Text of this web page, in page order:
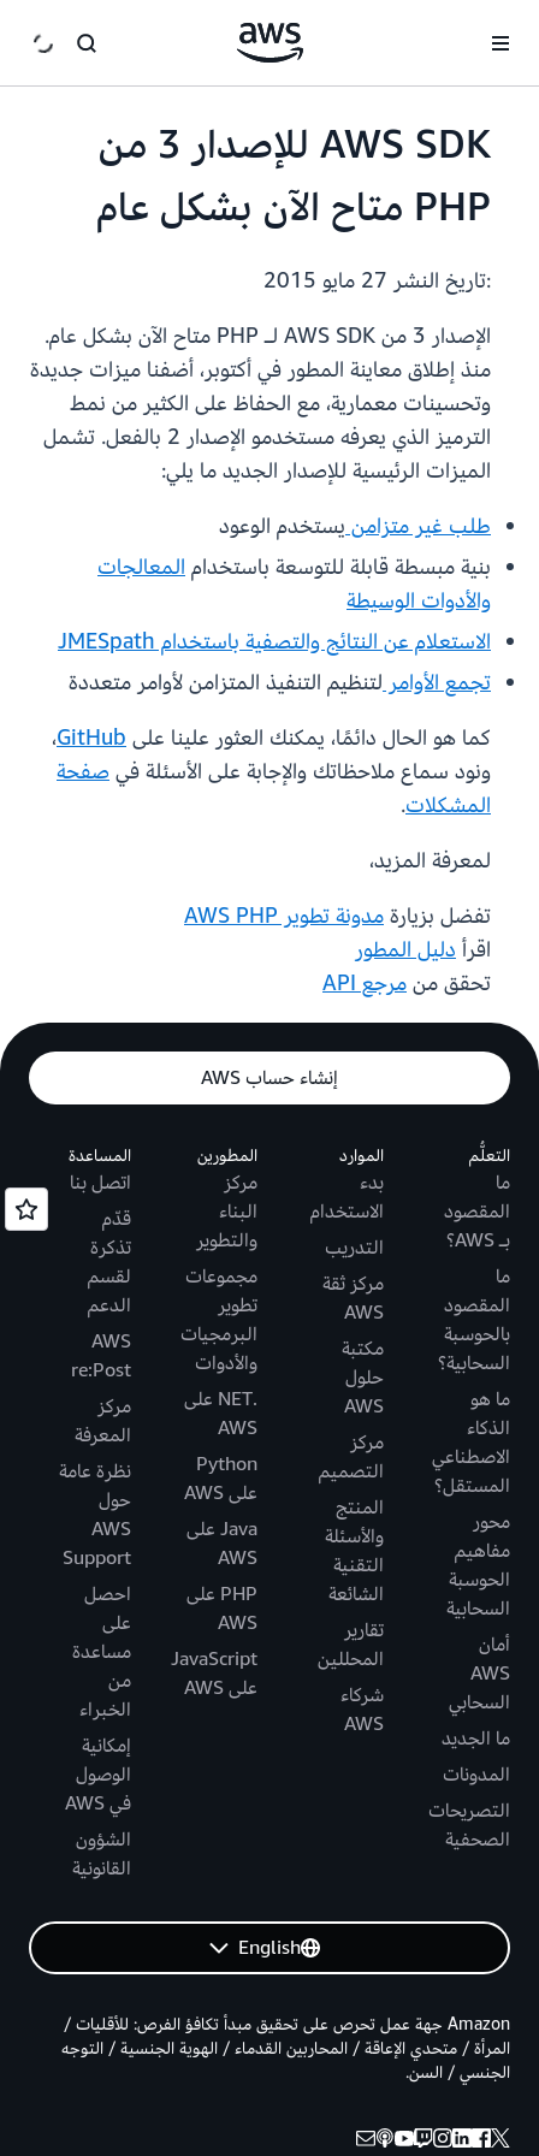
AWS SDK للإصدار 3 من
PHP متاح الآن بشكل عام
:تاريخ النشر
الإصدار 3 من AWS SDK لـ PHP متاح الآن بشكل عام.
منذ إطلاق معاينة المطور في أكتوبر، أضفنا ميزات جديدة
وتحسينات معمارية، مع الحفاظ على الكثير من نمط
الترميز الذي يعرفه مستخدمو الإصدار 2 بالفعل. تشمل
الميزات الرئيسية للإصدار الجديد ما يلي:
طلب غير متزامنيستخدم الوعود
بنية مبسطة قابلة للتوسعة باستخدامالمعالجات
والأدوات الوسيطة
الاستعلام عن النتائج والتصفية باستخدام JMESpath
تجمع الأوامرلتنظيم التنفيذ المتزامن لأوامر متعددة
كما هو الحال دائمًا، يمكنك العثور علينا علىGitHub،
ونود سماع ملاحظاتك والإجابة على الأسئلة فيصفحة
المشكلات.
لمعرفة المزيد،
تفضل بزيارةمدونة تطوير AWS PHP
اقرأدليل المطور
تحقق منمرجع API
إنشاء حساب AWS
التعلُّم
ما
المقصود
بـ AWS؟
ما
المقصود
بالحوسبة
السحابية؟
ما هو
الذكاء
الاصطناعي
المستقل؟
محور
مفاهيم
الحوسبة
السحابية
أمان
AWS
السحابي
ما الجديد
المدونات
التصريحات
الصحفية
الموارد
بدء
الاستخدام
التدريب
مركز ثقة
AWS
مكتبة
حلول
AWS
مركز
التصميم
المنتج
والأسئلة
التقنية
الشائعة
تقارير
المحللين
شركاء
AWS
المطورين
مركز
البناء
والتطوير
مجموعات
تطوير
البرمجيات
والأدوات
.NET على
AWS
Python
على AWS
Java على
AWS
PHP على
AWS
JavaScript
على AWS
المساعدة
اتصل بنا
قدّم
تذكرة
لقسم
الدعم
AWS
re:Post
مركز
المعرفة
نظرة عامة
حول
AWS
Support
احصل
على
مساعدة
من
الخبراء
إمكانية
الوصول
في AWS
الشؤون
القانونية
English
Amazon جهة عمل تحرص على تحقيق مبدأ تكافؤ الفرص: للأقليات /
المرأة / متحدي الإعاقة / المحاربين القدماء / الهوية الجنسية / التوجه
الجنسي / السن.